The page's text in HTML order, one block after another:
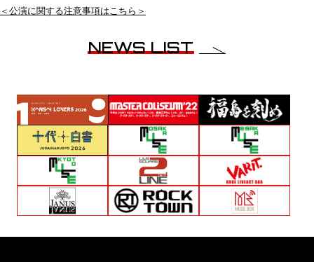
＜公演に関する注意事項はこちら＞
NEWS LIST